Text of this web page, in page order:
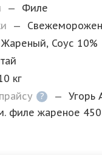
—
Филе
—
Жареный, Соус 10%
кг
? — Угорь
филе жареное